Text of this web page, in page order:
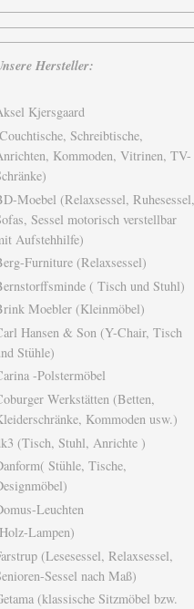
Hersteller:
Kjersgaard
Schreibtische,
Kommoden, Vitrinen, TV-
Moebel (Relaxsessel, Ruhesessel,
Sessel motorisch verstellbar
Aufstehhilfe)
Furniture (Relaxsessel)
( Tisch und Stuhl)
Moebler (Kleinmöbel)
Hansen & Son (Y-Chair, Tisch
Stühle)
-Polstermöbel
Werkstätten (Betten,
Kommoden usw.)
(Tisch, Stuhl, Anrichte )
Stühle, Tische,
Leuchten
Lampen)
(Lesesessel, Relaxsessel,
Sessel nach Maß)
(klassische Sitzmöbel bzw.